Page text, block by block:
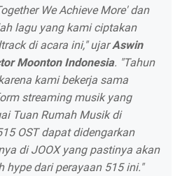
We Achieve More' dan
lagu yang kami ciptakan
di acara ini," ujarAswin
Moonton Indonesia. "Tahun
kami bekerja sama
streaming musik yang
Tuan Rumah Musik di
OST dapat didengarkan
di JOOX yang pastinya akan
hype dari perayaan 515 ini."